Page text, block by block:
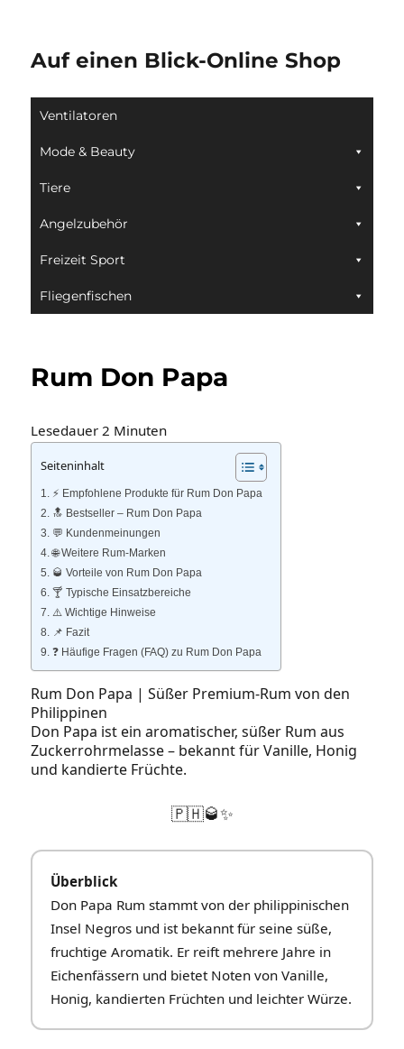
Auf einen Blick-Online Shop
Ventilatoren
Mode & Beauty
Tiere
Angelzubehör
Freizeit Sport
Fliegenfischen
Rum Don Papa
Lesedauer 2 Minuten
Seiteninhalt
⚡️ Empfohlene Produkte für Rum Don Papa
🔝 Bestseller – Rum Don Papa
💬 Kundenmeinungen
🌐 Weitere Rum‑Marken
🥃 Vorteile von Rum Don Papa
🍸 Typische Einsatzbereiche
⚠️ Wichtige Hinweise
📌 Fazit
❓ Häufige Fragen (FAQ) zu Rum Don Papa
Rum Don Papa | Süßer Premium‑Rum von den
Philippinen
Don Papa ist ein aromatischer, süßer Rum aus
Zuckerrohrmelasse – bekannt für Vanille, Honig
und kandierte Früchte.
🇵🇭🥃✨
Überblick
Don Papa Rum stammt von der philippinischen
Insel Negros und ist bekannt für seine süße,
fruchtige Aromatik. Er reift mehrere Jahre in
Eichenfässern und bietet Noten von Vanille,
Honig, kandierten Früchten und leichter Würze.